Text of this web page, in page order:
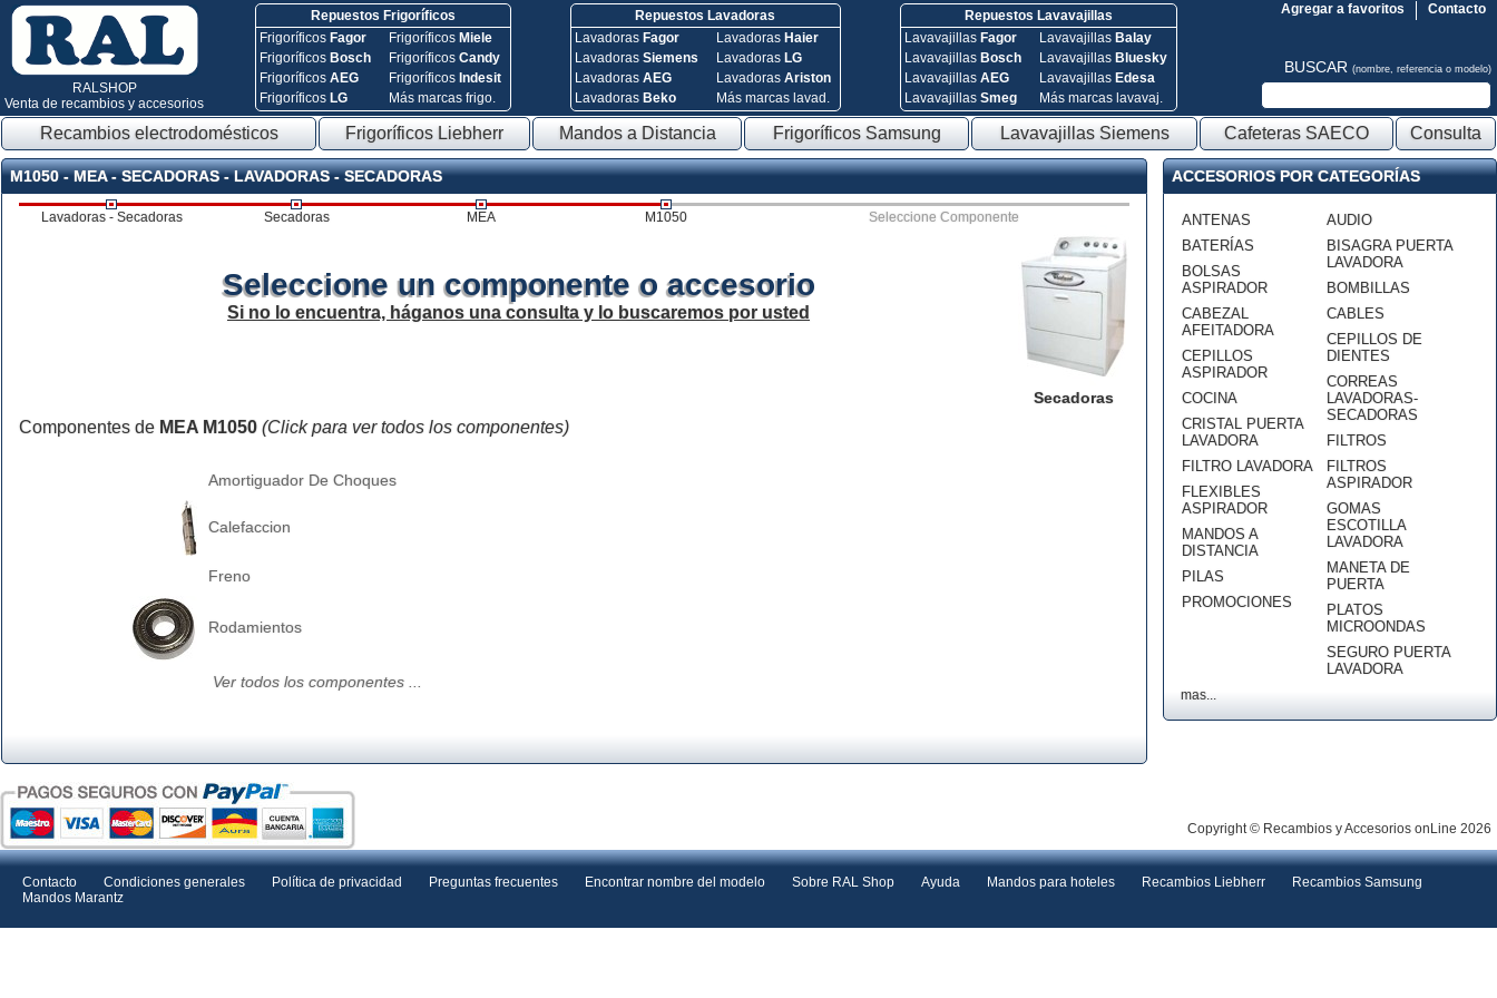
RALSHOP
Venta de recambios y accesorios
Repuestos Frigoríficos
Frigoríficos Fagor
Frigoríficos Bosch
FrigoríficosAEG
Frigoríficos LG
Frigoríficos Miele
FrigoríficosCandy
Frigoríficos Indesit
Más marcas frigo.
Repuestos Lavadoras
Lavadoras Fagor
Lavadoras Siemens
Lavadoras AEG
Lavadoras Beko
Lavadoras Haier
Lavadoras LG
Lavadoras Ariston
Más marcas lavad.
Repuestos Lavavajillas
Lavavajillas Fagor
Lavavajillas Bosch
Lavavajillas AEG
Lavavajillas Smeg
Lavavajillas Balay
Lavavajillas Bluesky
Lavavajillas Edesa
Más marcas lavavaj.
Contacto
Agregar a favoritos
BUSCAR (nombre, referencia o modelo)
Recambios electrodomésticos Frigoríficos Liebherr Mandos a Distancia Frigoríficos Samsung Lavavajillas Siemens Cafeteras SAECO Consulta
M1050 - MEA - SECADORAS - LAVADORAS - SECADORAS
Lavadoras - Secadoras Secadoras MEA M1050 Seleccione Componente
Secadoras
Seleccione un componente o accesorio
Si no lo encuentra, háganos una consulta y lo buscaremos por usted
Componentes de MEA M1050 (Click para ver todos los componentes)
Amortiguador De Choques
Calefaccion
Freno
Rodamientos
Ver todos los componentes ...
ACCESORIOS POR CATEGORÍAS
ANTENAS
BATERÍAS
BOLSAS
ASPIRADOR
CABEZAL
AFEITADORA
CEPILLOS
ASPIRADOR
COCINA
CRISTAL PUERTA
LAVADORA
FILTRO LAVADORA
FLEXIBLES
ASPIRADOR
MANDOS A
DISTANCIA
PILAS
PROMOCIONES
AUDIO
BISAGRA PUERTA
LAVADORA
BOMBILLAS
CABLES
CEPILLOS DE
DIENTES
CORREAS
LAVADORAS-
SECADORAS
FILTROS
FILTROS
ASPIRADOR
GOMAS
ESCOTILLA
LAVADORA
MANETA DE
PUERTA
PLATOS
MICROONDAS
SEGURO PUERTA
LAVADORA
mas...
Copyright © Recambios y Accesorios onLine 2026
Contacto Condiciones generales Política de privacidad Preguntas frecuentes Encontrar nombre del modelo Sobre RAL Shop Ayuda Mandos para hoteles Recambios Liebherr
Recambios Samsung
Mandos Marantz